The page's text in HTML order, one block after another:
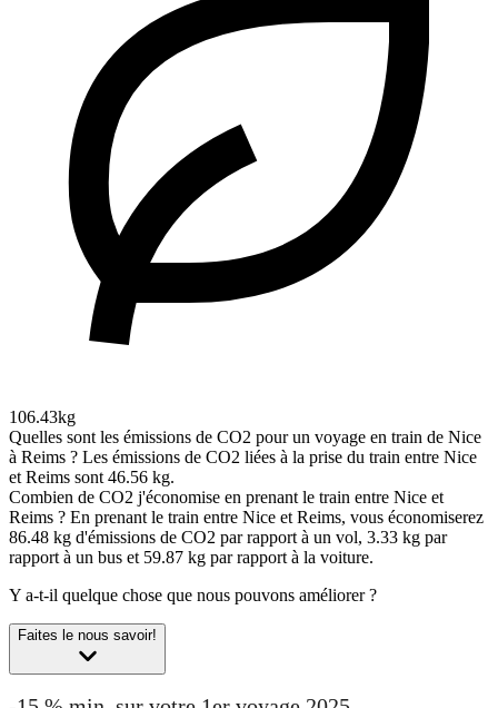
106.43kg
Quelles sont les émissions de CO2 pour un voyage en train de Nice
à Reims ? Les émissions de CO2 liées à la prise du train entre Nice
et Reims sont 46.56 kg.
Combien de CO2 j'économise en prenant le train entre Nice et
Reims ? En prenant le train entre Nice et Reims, vous économiserez
86.48 kg d'émissions de CO2 par rapport à un vol, 3.33 kg par
rapport à un bus et 59.87 kg par rapport à la voiture.
Y a-t-il quelque chose que nous pouvons améliorer ?
Faites le nous savoir!